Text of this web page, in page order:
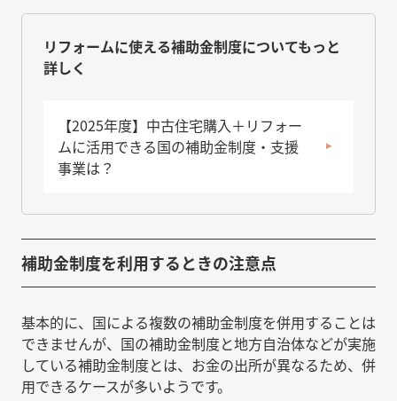
リフォームに使える補助金制度についてもっと
詳しく
【2025年度】中古住宅購入＋リフォー
ムに活用できる国の補助金制度・支援
事業は？
補助金制度を利用するときの注意点
基本的に、国による複数の補助金制度を併用することは
できませんが、国の補助金制度と地方自治体などが実施
している補助金制度とは、お金の出所が異なるため、併
用できるケースが多いようです。